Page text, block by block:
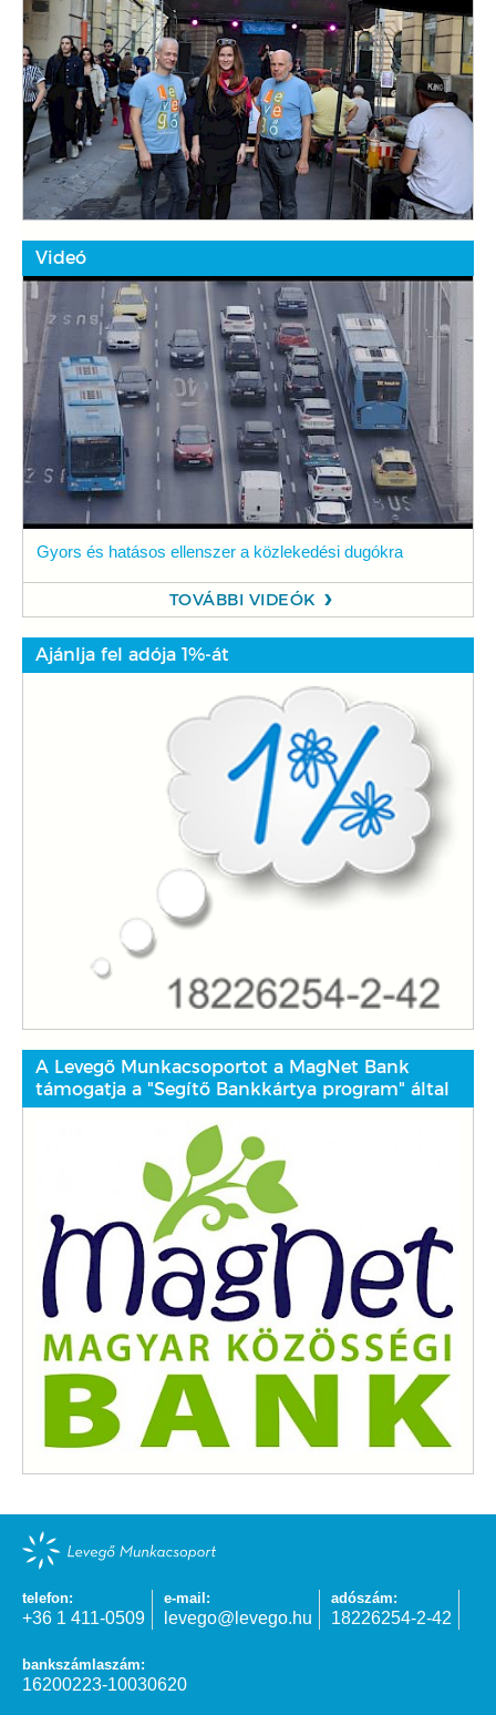
Videó
Gyors és hatásos ellenszer a közlekedési dugókra
TOVÁBBI VIDEÓK
Ajánlja fel adója 1%-át
A Levegő Munkacsoportot a MagNet Bank
támogatja a "Segítő Bankkártya program" által
telefon:
+36 1 411-0509
e-mail:
levego@levego.hu
adószám:
18226254-2-42
bankszámlaszám:
16200223-10030620